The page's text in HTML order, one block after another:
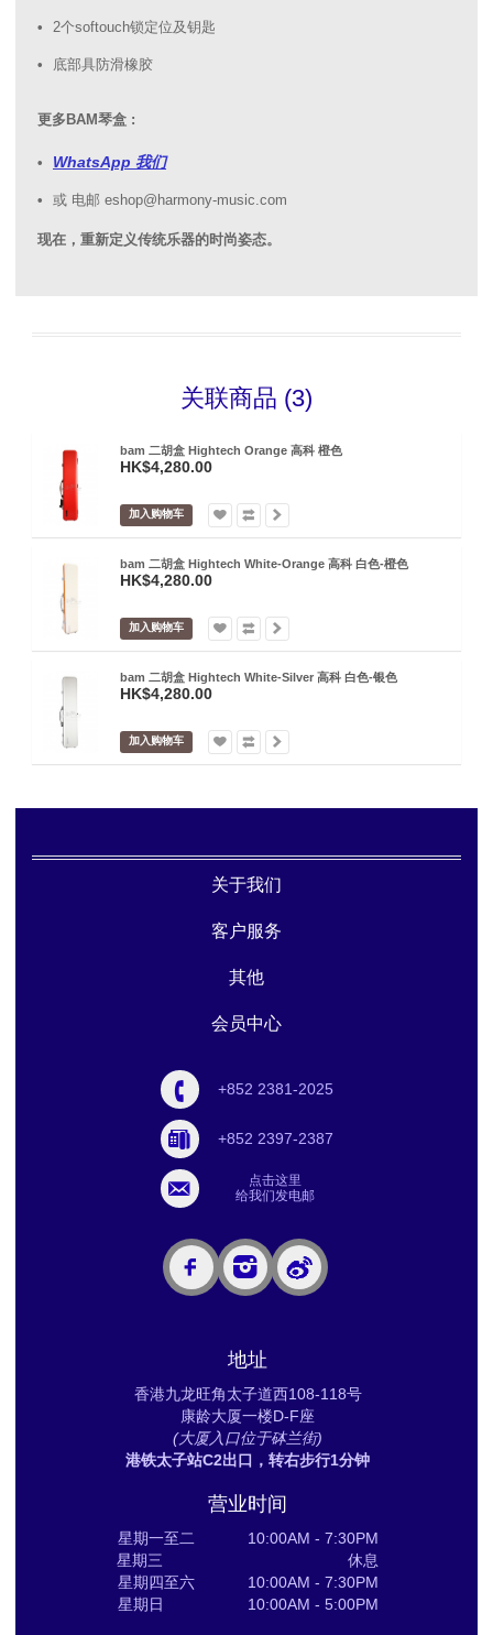
2个softouch锁定位及钥匙
底部具防滑橡胶
更多BAM琴盒 :
WhatsApp 我们
或 电邮 eshop@harmony-music.com
现在，重新定义传统乐器的时尚姿态。
关联商品 (3)
bam 二胡盒 Hightech Orange 高科 橙色
HK$4,280.00
加入购物车
bam 二胡盒 Hightech White-Orange 高科 白色-橙色
HK$4,280.00
加入购物车
bam 二胡盒 Hightech White-Silver 高科 白色-银色
HK$4,280.00
加入购物车
关于我们
客户服务
其他
会员中心
+852 2381-2025
+852 2397-2387
点击这里
给我们发电邮
地址
香港九龙旺角太子道西108-118号
康龄大厦一楼D-F座
(大厦入口位于砵兰街)
港铁太子站C2出口，转右步行1分钟
营业时间
星期一至二 10:00AM - 7:30PM
星期三 休息
星期四至六 10:00AM - 7:30PM
星期日 10:00AM - 5:00PM